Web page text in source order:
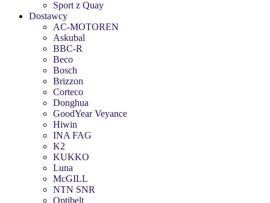
Sport z Quay
Dostawcy
AC-MOTOREN
Askubal
BBC-R
Beco
Bosch
Brizzon
Corteco
Donghua
GoodYear Veyance
Hiwin
INA FAG
K2
KUKKO
Luna
McGILL
NTN SNR
Optibelt